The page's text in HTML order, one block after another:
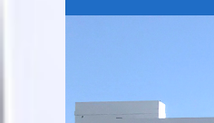
“Buxoro